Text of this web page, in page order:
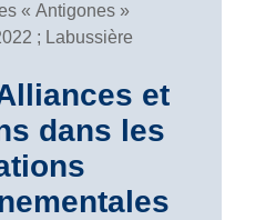
« Antigones »
; Labussière
et
dans les